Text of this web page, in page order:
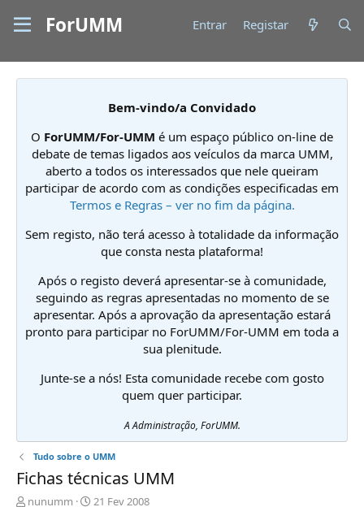
ForUMM Entrar Registar
Bem-vindo/a Convidado
O ForUMM/For-UMM é um espaço público on-line de
debate de temas ligados aos veículos da marca UMM,
aberto a todos os interessados que nele queiram
participar de acordo com as condições especificadas em
Termos e Regras – ver no fim da página.
Sem registo, não terá acesso à totalidade da informação
que consta nesta plataforma!
Após o registo deverá apresentar-se à comunidade,
seguindo as regras apresentadas no momento de se
apresentar. Após a aprovação da apresentação estará
pronto para participar no ForUMM/For-UMM em toda a
sua plenitude.
Junte-se a nós! Esta comunidade recebe com gosto
quem quer participar.
A Administração, ForUMM.
Tudo sobre o UMM
Fichas técnicas UMM
Inunumm
D
21 Fev 2008